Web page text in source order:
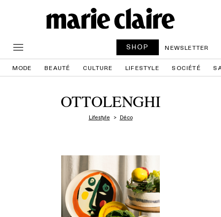
SHOP NEWSLETTER
MODE BEAUTÉ CULTURE LIFESTYLE SOCIÉTÉ
OTTOLENGHI
Lifestyle Déco